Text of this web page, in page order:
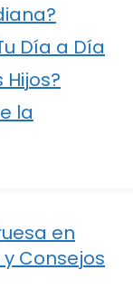
Día a Día
la
en
y Consejos